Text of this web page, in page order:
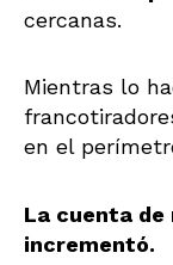
cercanas.
Mientras lo
en el
La cuenta de
incrementó.